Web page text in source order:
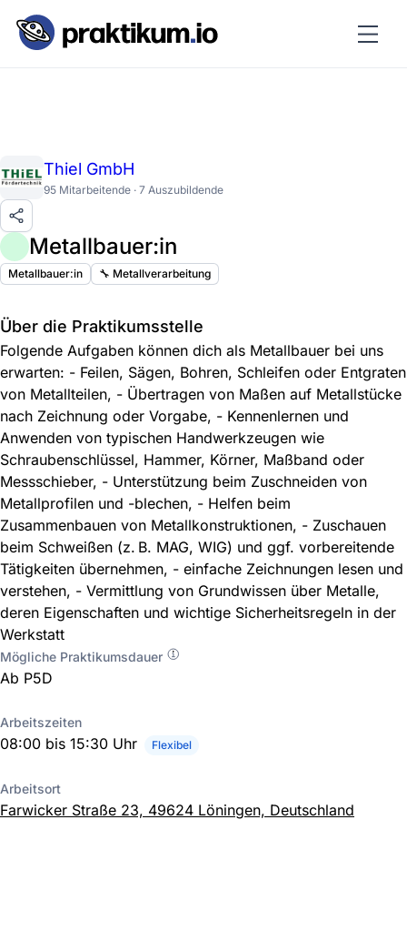
Thiel GmbH
95 Mitarbeitende · 7 Auszubildende
Metallbauer:in
Metallbauer:in 🔧 Metallverarbeitung
Über die Praktikumsstelle
Folgende Aufgaben können dich als Metallbauer bei uns
erwarten: - Feilen, Sägen, Bohren, Schleifen oder Entgraten
von Metallteilen, - Übertragen von Maßen auf Metallstücke
nach Zeichnung oder Vorgabe, - Kennenlernen und
Anwenden von typischen Handwerkzeugen wie
Schraubenschlüssel, Hammer, Körner, Maßband oder
Messschieber, - Unterstützung beim Zuschneiden von
Metallprofilen und -blechen, - Helfen beim
Zusammenbauen von Metallkonstruktionen, - Zuschauen
beim Schweißen (z. B. MAG, WIG) und ggf. vorbereitende
Tätigkeiten übernehmen, - einfache Zeichnungen lesen und
verstehen, - Vermittlung von Grundwissen über Metalle,
deren Eigenschaften und wichtige Sicherheitsregeln in der
Werkstatt
Mögliche Praktikumsdauer
Ab P5D
Arbeitszeiten
08:00 bis 15:30 Uhr Flexibel
Arbeitsort
Farwicker Straße 23, 49624 Löningen, Deutschland